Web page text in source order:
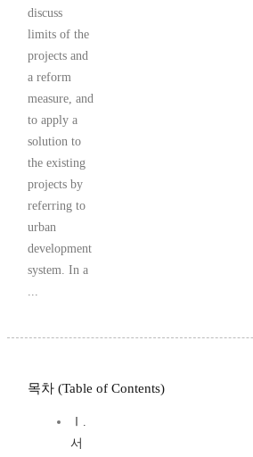
discuss
limits of the
projects and
a reform
measure, and
to apply a
solution to
the existing
projects by
referring to
urban
development
system. In a
...
목차 (Table of Contents)
Ⅰ.
서